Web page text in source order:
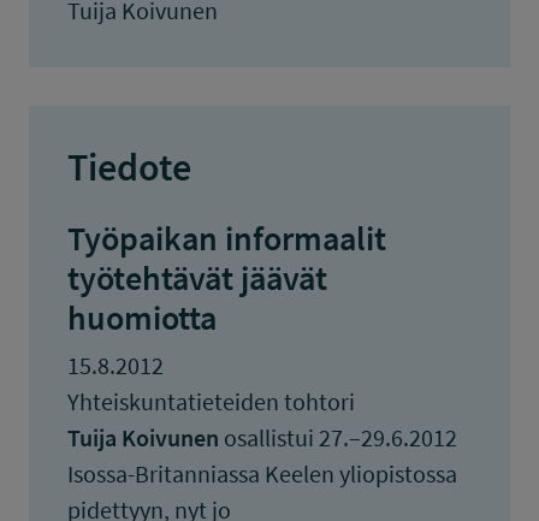
Tuija Koivunen
Tiedote
Työpaikan informaalit
työtehtävät jäävät
huomiotta
15.8.2012
Yhteiskuntatieteiden tohtori
Tuija Koivunen osallistui 27.–29.6.2012
Isossa-Britanniassa Keelen yliopistossa
pidettyyn, nyt jo